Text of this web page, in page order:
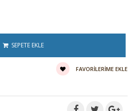
SEPETE EKLE
FAVORILERIME EKLE